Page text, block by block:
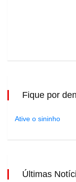
Fique por
Ative o sininho
Últimas